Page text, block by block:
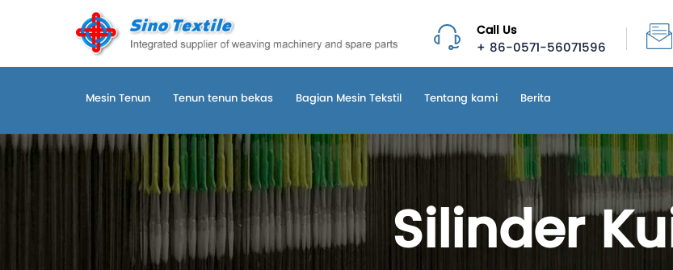
Call Us
+ 86-0571-56071596
Mesin Tenun Tenun tenun bekas Bagian Mesin Tekstil Tentang kami Berita
Silinder